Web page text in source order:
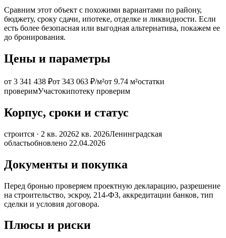
Сравним этот объект с похожими вариантами по району,
бюджету, сроку сдачи, ипотеке, отделке и ликвидности. Если
есть более безопасная или выгодная альтернатива, покажем ее
до бронирования.
Цены и параметры
от 3 341 438 ₽от 343 063 ₽/м²от 9.74 м²остатки
проверимУчастокипотеку проверим
Корпус, сроки и статус
строится · 2 кв. 20262 кв. 2026Ленинградская
областьобновлено 22.04.2026
Документы и покупка
Перед бронью проверяем проектную декларацию, разрешение
на строительство, эскроу, 214-ФЗ, аккредитации банков, тип
сделки и условия договора.
Плюсы и риски